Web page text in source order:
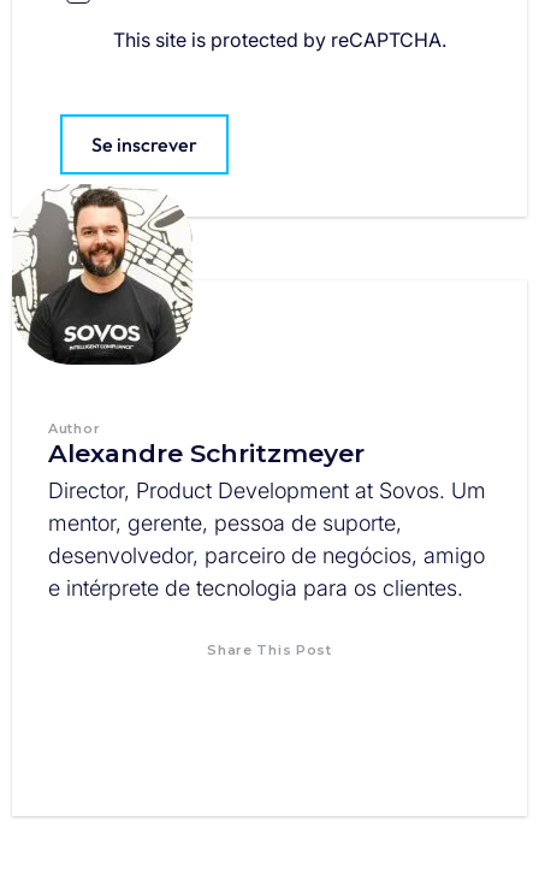
This site is protected by reCAPTCHA.
Se inscrever
Author
Alexandre Schritzmeyer
Director, Product Development at Sovos. Um
mentor, gerente, pessoa de suporte,
desenvolvedor, parceiro de negócios, amigo
e intérprete de tecnologia para os clientes.
Share This Post